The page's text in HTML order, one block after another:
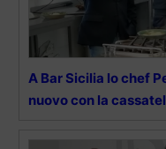
A Bar Sicilia lo chef
nuovo con la